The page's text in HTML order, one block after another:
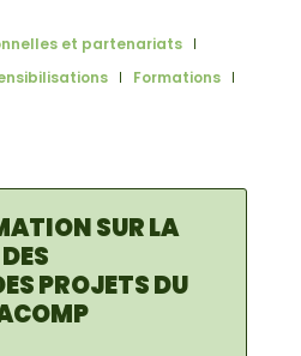
et partenariats
Formations
SUR LA
PROJETS DU